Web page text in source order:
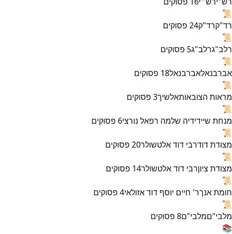
📜
רד"קרד"ק24 פסוקים
📜
רלב"גרלב"ג5 פסוקים
📜
אברבנאלאברבנאל18 פסוקים
📜
מראות הצובאותאלשיך3 פסוקים
📜
מנחת שיידידיה שלמה רפאל נורצי6 פסוקים
📜
מצודת דודרבי דוד אלטשולר20 פסוקים
📜
מצודת ציוןרבי דוד אלטשולר14 פסוקים
📜
חומת אנךר' חיים יוסף דוד אזולאי4 פסוקים
📜
מלבי"םמלבי"ם8 פסוקים
📚